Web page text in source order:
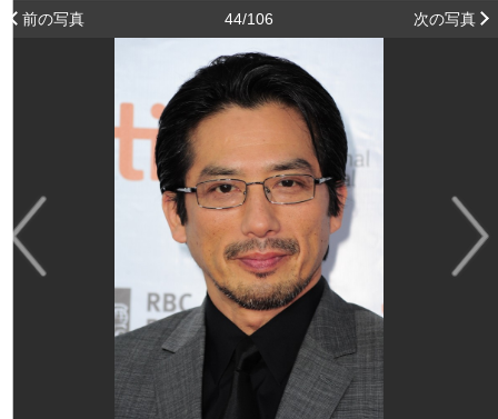
前の写真 44/106 次の写真